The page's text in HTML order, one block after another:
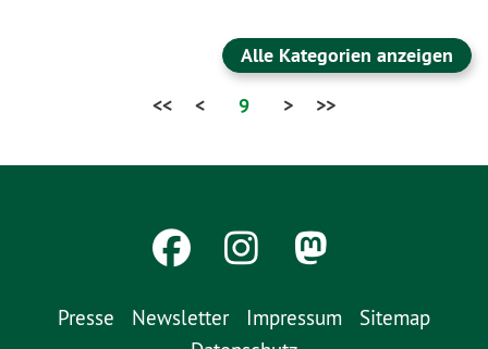
Alle Kategorien anzeigen
<<
< 9 > >>
Presse Newsletter Impressum
Sitemap